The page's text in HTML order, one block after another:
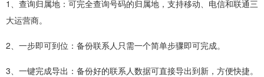
1、查询归属地：可完全查询号码的归属地，支持移动、电信和联通三
大运营商。
2、一步即可到位：备份联系人只需一个简单步骤即可完成。
3、一键完成导出：备份好的联系人数据可直接导出到新，方便快捷。